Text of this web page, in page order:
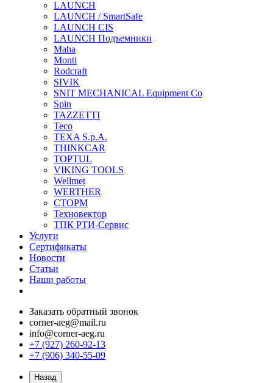
LAUNCH
LAUNCH / SmartSafe
LAUNCH CIS
LAUNCH Подъемники
Maha
Monti
Rodcraft
SIVIK
SNIT MECHANICAL Equipment Co
Spin
TAZZETTI
Teco
TEXA S.p.A.
THINKCAR
TOPTUL
VIKING TOOLS
Wellmet
WERTHER
СТОРМ
Техновектор
ТПК РТИ-Сервис
Услуги
Сертификаты
Новости
Статьи
Наши работы
Заказать обратный звонок
corner-aeg@mail.ru
info@corner-aeg.ru
+7 (927) 260-92-13
+7 (906) 340-55-09
Назад